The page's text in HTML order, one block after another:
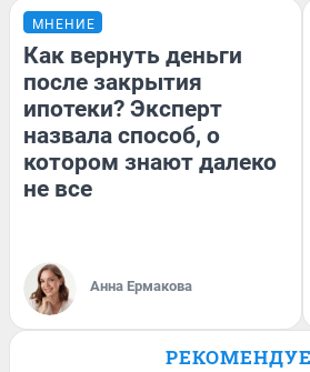
МНЕНИЕ
Как вернуть деньги
после закрытия
ипотеки? Эксперт
назвала способ, о
котором знают далеко
не все
Анна Ермакова